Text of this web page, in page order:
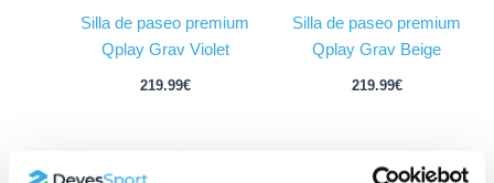
Silla de paseo premium
Qplay Grav Violet
219.99€
Silla de paseo premium
Qplay Grav Beige
219.99€
precio
precio